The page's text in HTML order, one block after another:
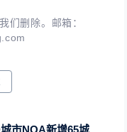
们删除。邮箱：